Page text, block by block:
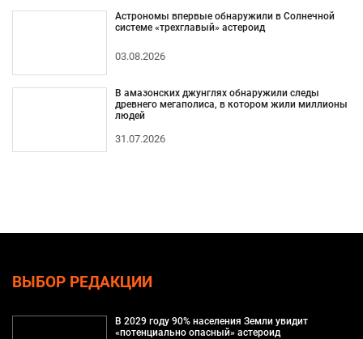
Астрономы впервые обнаружили в Солнечной
системе «трехглавый» астероид
03.08.2026
В амазонских джунглях обнаружили следы
древнего мегаполиса, в котором жили миллионы
людей
31.07.2026
ВЫБОР РЕДАКЦИИ
В 2029 году 90% населения Земли увидит
«потенциально опасный» астероид